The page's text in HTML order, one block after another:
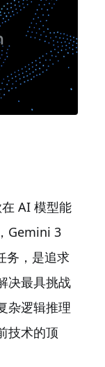
AI 模型能
Gemini 3
务，是追求
决最具挑战
杂逻辑推理
技术的顶